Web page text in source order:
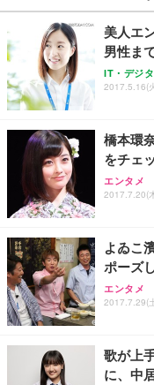
￥27,999
Sezlife
ワーク
能 人間
ョン PC
務用 お
Sezlife
ワーク
能 人間
務用 お
ッシュ
ス圧無段
￥
【純正品
フック付
【整備済
ー フル
ort/VGA
【
グモニタ
￥3,234
ネオ・ル
り 単品
Smart
限定】
超厚型
アイリ
ュラー
美人エ
男性ま
IT・デジ
2017.5.16(
橋本環
をチェ
エンタメ
2017.7.20(
よゐこ
ポーズ
エンタメ
2017.7.29(
歌が上
に、中